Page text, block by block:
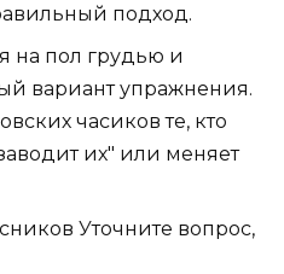
подход.
на пол грудью и
вариант упражнения.
часиков те, кто
их" или меняет
Уточните вопрос,